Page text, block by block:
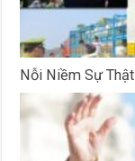
Nỗi Niềm Sự Thật